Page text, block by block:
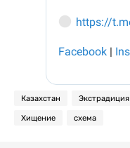
Казахстан Экстрадиция
Хищение схема